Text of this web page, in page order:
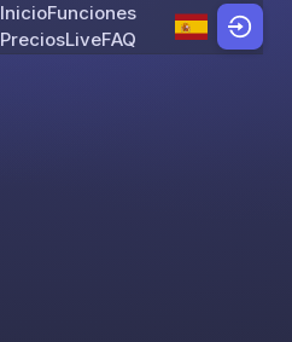
Skip to content
InicioFunciones
PreciosLiveFAQ